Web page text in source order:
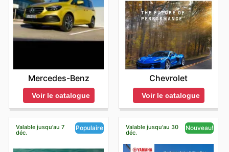
Mercedes-Benz
Voir le catalogue
Chevrolet
Voir le catalogue
Valable jusqu'au 7
déc.
Populaire Valable jusqu'au 30
déc.
Nouveau!